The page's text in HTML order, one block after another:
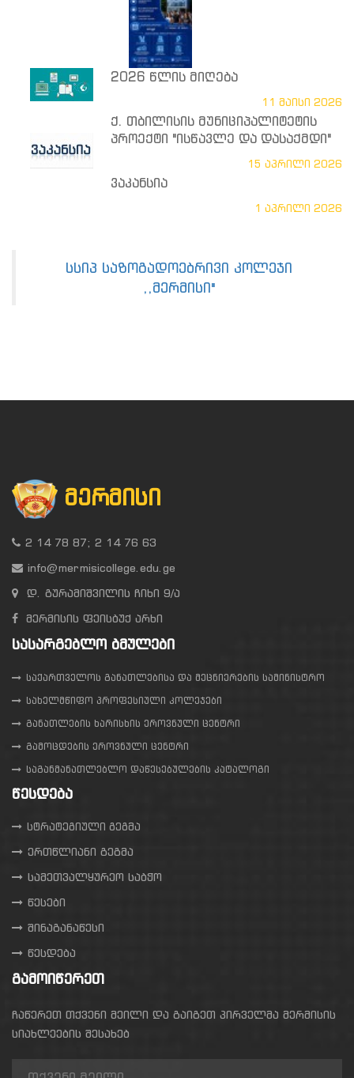
2026 წლის მიღება
11 მაისი 2026
ქ. თბილისის მუნიციპალიტეტის
პროექტი "ისწავლე და დასაქმდი"
15 აპრილი 2026
ვაკანსია
1 აპრილი 2026
სსიპ საზოგადოებრივი კოლეჯი
,,მერმისი"
ᲛᲔᲠᲛᲘᲡᲘ
2 14 78 87; 2 14 76 63
info@mermisicollege.edu.ge
დ. გურამიშვილის ჩიხი 9/ა
მერმისის ფეისბუქ არხი
ᲡᲐᲡᲐᲠᲒᲔᲑᲚᲝ ᲑᲛᲣᲚᲔᲑᲘ
საქართველოს განათლებისა და მეცნიერების სამინისტრო
სახელმწიფო პროფესიული კოლეჯები
განათლების ხარისხის ეროვნული ცენტრი
გამოცდების ეროვნული ცენტრი
საგანმანათლებლო დაწესებულების კატალოგი
ᲬᲔᲡᲓᲔᲑᲐ
სტრატეგიული გეგმა
ერთწლიანი გეგმა
სამეთვალყურეო საბჭო
წესები
შინაგანაწესი
წესდება
ᲒᲐᲛᲝᲘᲬᲔᲠᲔᲗ
ჩაწერეთ თქვენი მეილი და გაიგეთ პირველმა მერმისის
სიახლეების შესახებ